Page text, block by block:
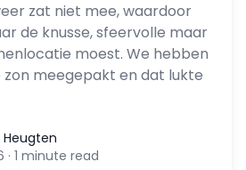
zat niet mee, waardoor
de knusse, sfeervolle maar
moest. We hebben
zon meegepakt en dat lukte
· 1 minute read